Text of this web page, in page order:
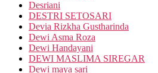
Desriani
DESTRI SETOSARI
Devia Rizkha Gustharinda
Dewi Asma Roza
Dewi Handayani
DEWI MASLIMA SIREGAR
Dewi maya sari